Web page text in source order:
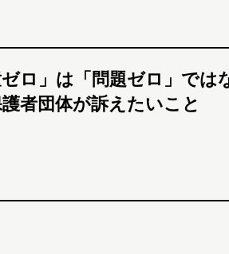
ゼロ」は「問題ゼロ」では
者団体が訴えたいこと